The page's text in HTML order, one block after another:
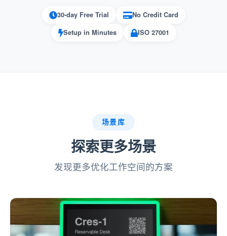
可针对大型组织进行扩展：
功能是改善预订体验的宝贵工具。虽然它需
要仔细的设置和维护，但它在用户便利性、资源
组织和高效利用方面提供了显着的好处。
30-day Free Trial
No Credit Card
Setup in Minutes
ISO 27001
场景库
探索更多场景
发现更多优化工作空间的方案